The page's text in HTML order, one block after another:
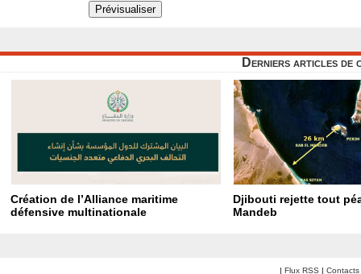
Derniers articles de
Création de l’Alliance maritime
défensive multinationale
Djibouti rejette tout
Mandeb
| Flux RSS | Contacts